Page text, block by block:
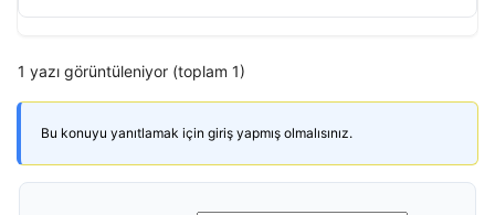
1 yazı görüntüleniyor (toplam 1)
Bu konuyu yanıtlamak için giriş yapmış olmalısınız.